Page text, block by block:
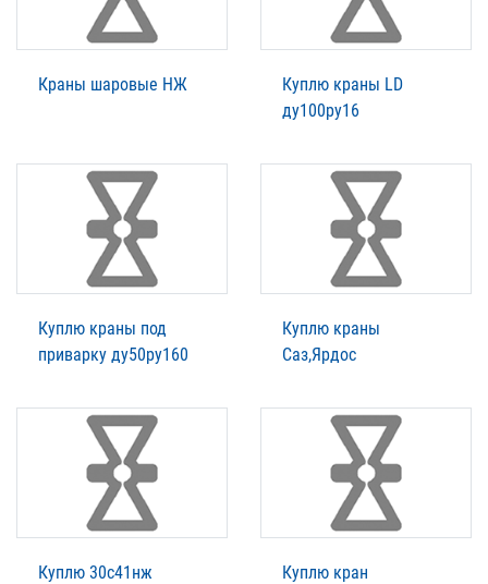
Краны шаровые НЖ
Куплю краны LD
ду100ру16
Куплю краны под
приварку ду50ру160
Куплю краны
Саз,Ярдос
Куплю 30с41нж
Куплю кран